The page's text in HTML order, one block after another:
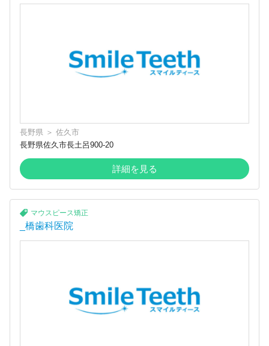
長野県 ＞ 佐久市
長野県佐久市長土呂900-20
詳細を見る
マウスピース矯正
_橋歯科医院